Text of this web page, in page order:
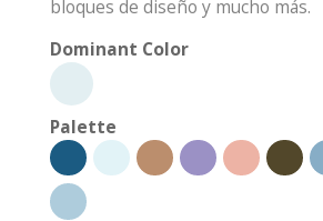
bloques de diseño y mucho más.
Dominant Color
Palette